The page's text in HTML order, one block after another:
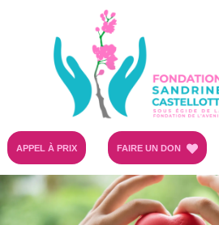
APPEL À PRIX FAIRE UN DON